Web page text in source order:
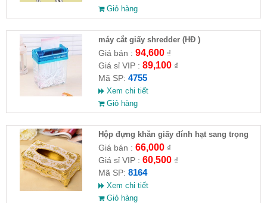
Giỏ hàng
máy cắt giấy shredder (HĐ )
Giá bán : 94,600₫
Giá sỉ VIP : 89,100₫
Mã SP: 4755
Xem chi tiết
Giỏ hàng
Hộp đựng khăn giấy đính hạt sang trọng
(HĐ )
Giá bán : 66,000₫
Giá sỉ VIP : 60,500₫
Mã SP: 8164
Xem chi tiết
Giỏ hàng